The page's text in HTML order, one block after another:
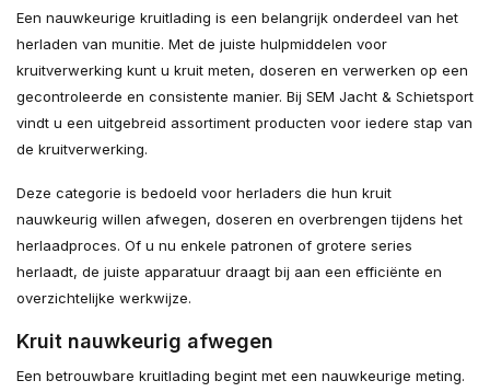
Een nauwkeurige kruitlading is een belangrijk onderdeel van het
herladen van munitie. Met de juiste hulpmiddelen voor
kruitverwerking kunt u kruit meten, doseren en verwerken op een
gecontroleerde en consistente manier. Bij SEM Jacht & Schietsport
vindt u een uitgebreid assortiment producten voor iedere stap van
de kruitverwerking.
Deze categorie is bedoeld voor herladers die hun kruit
nauwkeurig willen afwegen, doseren en overbrengen tijdens het
herlaadproces. Of u nu enkele patronen of grotere series
herlaadt, de juiste apparatuur draagt bij aan een efficiënte en
overzichtelijke werkwijze.
Kruit nauwkeurig afwegen
Een betrouwbare kruitlading begint met een nauwkeurige meting.